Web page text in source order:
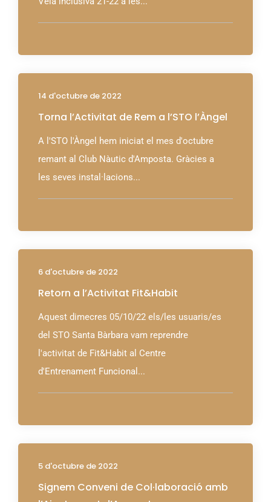
14 d'octubre de 2022
Torna l’Activitat de Rem a l’STO l’Àngel
A l'STO l'Àngel hem iniciat el mes d'octubre
remant al Club Nàutic d'Amposta. Gràcies a
les seves instal·lacions...
6 d'octubre de 2022
Retorn a l’Activitat Fit&Habit
Aquest dimecres 05/10/22 els/les usuaris/es
del STO Santa Bàrbara vam reprendre
l'activitat de Fit&Habit al Centre
d'Entrenament Funcional...
5 d'octubre de 2022
Signem Conveni de Col·laboració amb